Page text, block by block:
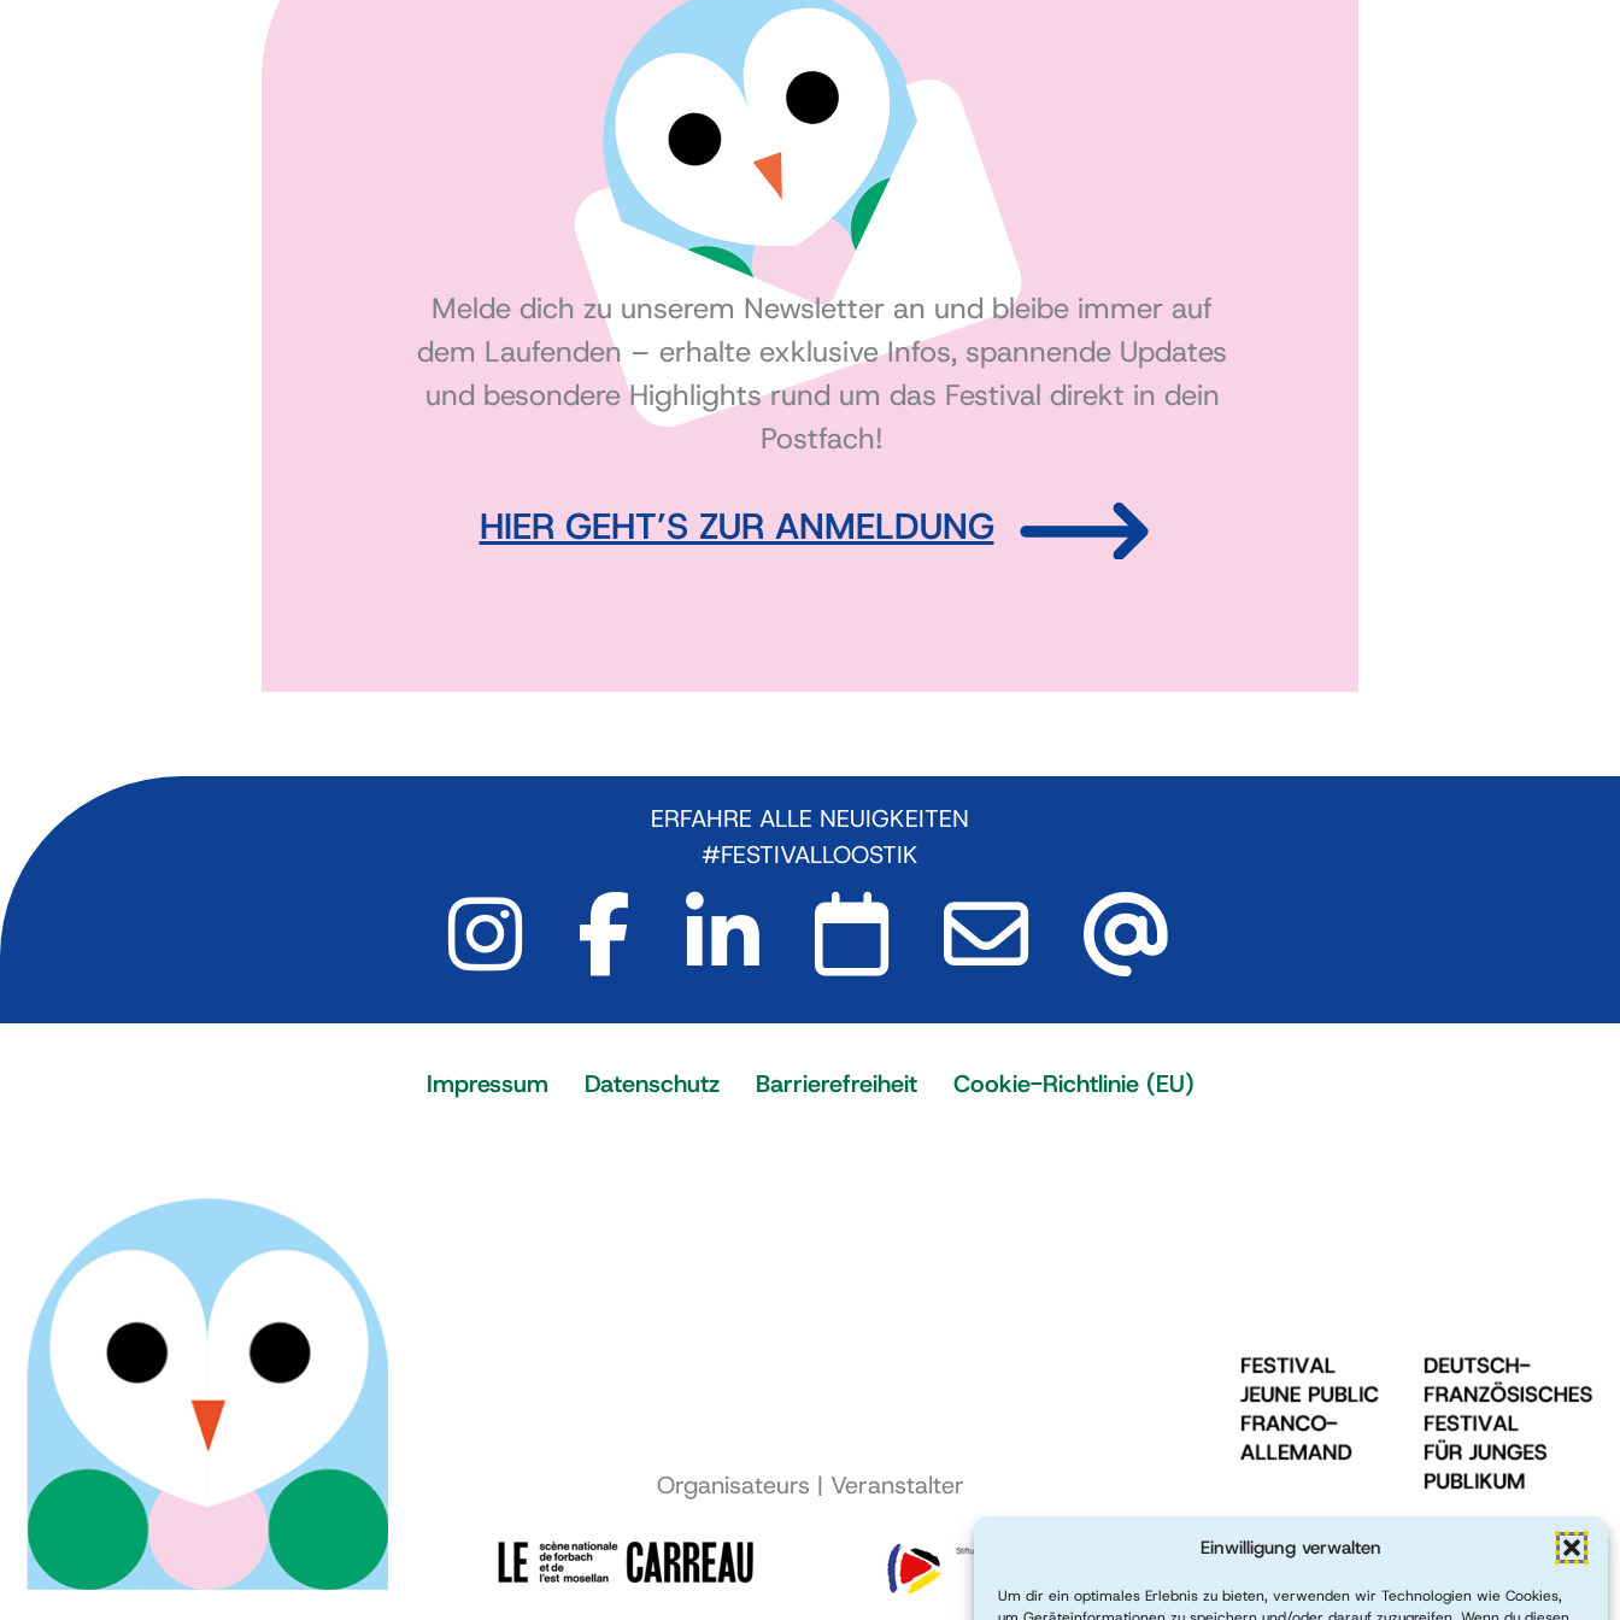
Einwilligung verwalten
Um dir ein optimales Erlebnis zu bieten, verwenden wir Technologien wie Cookies,
Melde dich zu unserem Newsletter an und bleibe immer auf
dem Laufenden – erhalte exklusive Infos, spannende Updates
und besondere Highlights rund um das Festival direkt in dein
Postfach!
HIER GEHT’S ZUR ANMELDUNG
ERFAHRE ALLE NEUIGKEITEN
#FESTIVALLOOSTIK
Impressum Datenschutz Barrierefreiheit Cookie-Richtlinie (EU)
Organisateurs | Veranstalter